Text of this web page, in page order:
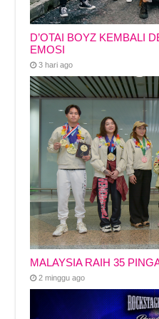
D’OTAI BOYZ KEMBALI
EMOSI
3 hari ago
MALAYSIA RAIH 35
2 minggu ago